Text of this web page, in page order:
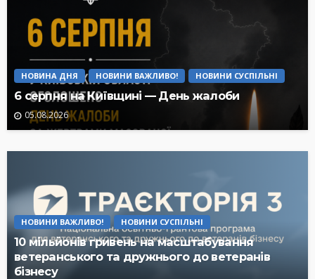
НОВИНА ДНЯ НОВИНИ ВАЖЛИВО! НОВИНИ СУСПІЛЬНІ
6 серпня на Київщині — День жалоби
05.08.2026
НОВИНИ ВАЖЛИВО! НОВИНИ СУСПІЛЬНІ
10 мільйонів гривень на масштабування
ветеранського та дружнього до ветеранів
бізнесу